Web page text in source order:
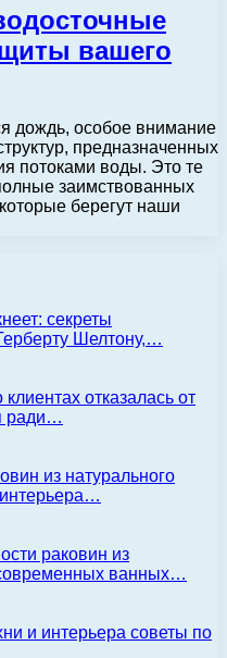
вашего
дождь, особое внимание
предназначенных
потоками воды. Это те
заимствованных
берегут наши
секреты
Шелтону,…
отказалась от
ради…
из натурального
раковин из
ванных…
и интерьера советы по